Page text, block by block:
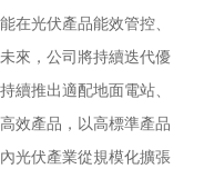
在光伏產品能效管控、
來，公司將持續迭代優
續推出適配地面電站、
效產品，以高標準產品
光伏產業從規模化擴張